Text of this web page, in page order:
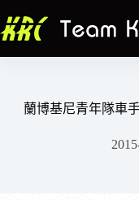
至
蘭博基尼青年隊車